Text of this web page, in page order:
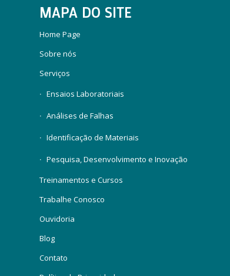
MAPA DO SITE
Home Page
Sobre nós
Serviços
Ensaios Laboratoriais
Análises de Falhas
Identificação de Materiais
Pesquisa, Desenvolvimento e Inovação
Treinamentos e Cursos
Trabalhe Conosco
Ouvidoria
Blog
Contato